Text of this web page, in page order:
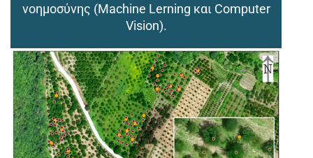
νοημοσύνης (Machine Lerning και Computer
Vision).